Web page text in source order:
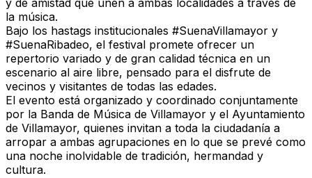
y de amistad que unen a ambas localidades a través de
la música.
Bajo los hastags institucionales #SuenaVillamayor y
#SuenaRibadeo, el festival promete ofrecer un
repertorio variado y de gran calidad técnica en un
escenario al aire libre, pensado para el disfrute de
vecinos y visitantes de todas las edades.
El evento está organizado y coordinado conjuntamente
por la Banda de Música de Villamayor y el Ayuntamiento
de Villamayor, quienes invitan a toda la ciudadanía a
arropar a ambas agrupaciones en lo que se prevé como
una noche inolvidable de tradición, hermandad y
cultura.